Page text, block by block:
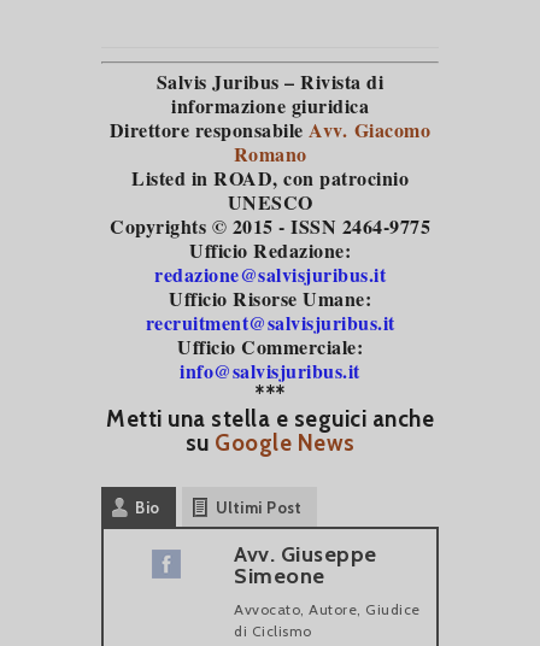
Salvis Juribus – Rivista di
informazione giuridica
Direttore responsabileAvv. Giacomo
Romano
Listed in ROAD, con patrocinio
UNESCO
Copyrights © 2015 - ISSN 2464-9775
Ufficio Redazione:
redazione@salvisjuribus.it
Ufficio Risorse Umane:
recruitment@salvisjuribus.it
Ufficio Commerciale:
info@salvisjuribus.it
***
Metti una stella e seguici anche
su Google News
Bio Ultimi Post
Avv. Giuseppe
Simeone
Avvocato, Autore, Giudice
di Ciclismo